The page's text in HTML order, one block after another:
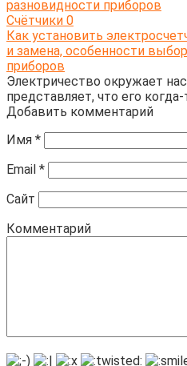
Счётчики 0
Как установить
и замена, особенности
приборов
Электричество окружает
представляет, что его
Добавить комментарий
Имя *
Email *
Сайт
Комментарий